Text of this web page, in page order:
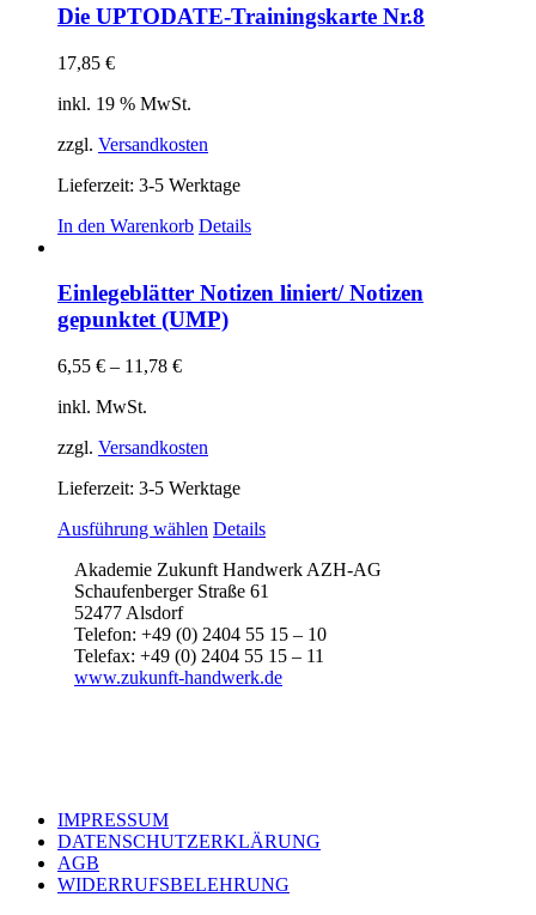
mehrere
Varianten
Produktseite
werden
Die UPTODATE-Trainingskarte Nr.8
17,85 €
inkl. 19 % MwSt.
zzgl. Versandkosten
Lieferzeit: 3-5 Werktage
In den Warenkorb Details
Einlegeblätter Notizen liniert/ Notizen
gepunktet (UMP)
6,55 € – 11,78 €
inkl. MwSt.
zzgl. Versandkosten
Lieferzeit: 3-5 Werktage
Ausführung wählen Dieses
weist
mehrere
auf.
Die
Optionen
Details
Akademie Zukunft Handwerk AZH-AG
Schaufenberger Straße 61
52477 Alsdorf
Telefon: +49 (0) 2404 55 15 – 10
Telefax: +49 (0) 2404 55 15 – 11
www.zukunft-handwerk.de
IMPRESSUM
DATENSCHUTZERKLÄRUNG
AGB
WIDERRUFSBELEHRUNG